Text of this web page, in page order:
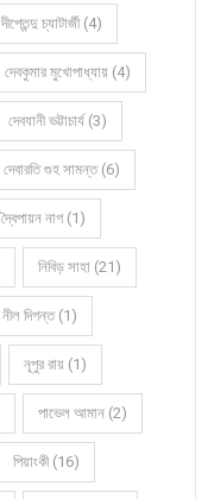
দীপ্তেন্দু চ্যাটার্জী (4)
দেবকুমার মুখোপাধ্যায় (4)
দেবযানী ভট্টাচার্য (3)
দেবারতি গুহ সামন্ত (6)
দ্বৈপায়ন নাগ (1)
নিবিড় সাহা (21)
নীল দিগন্ত (1)
নূপুর রায় (1)
পাভেল আমান (2)
পিয়াংকী (16)